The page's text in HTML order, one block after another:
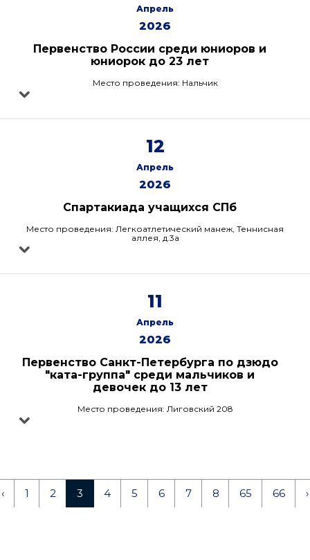
Апрель
2026
Первенство России среди юниоров и
юниорок до 23 лет
Место проведения: Нальчик
12
Апрель
2026
Спартакиада учащихся СПб
Место проведения: Легкоатлетический манеж, Теннисная
аллея, д.3а
11
Апрель
2026
Первенство Санкт-Петербурга по дзюдо
"ката-группа" среди мальчиков и
девочек до 13 лет
Место проведения: Лиговский 208
‹ 1 2 3 4 5 6 7 8 65 66 ›